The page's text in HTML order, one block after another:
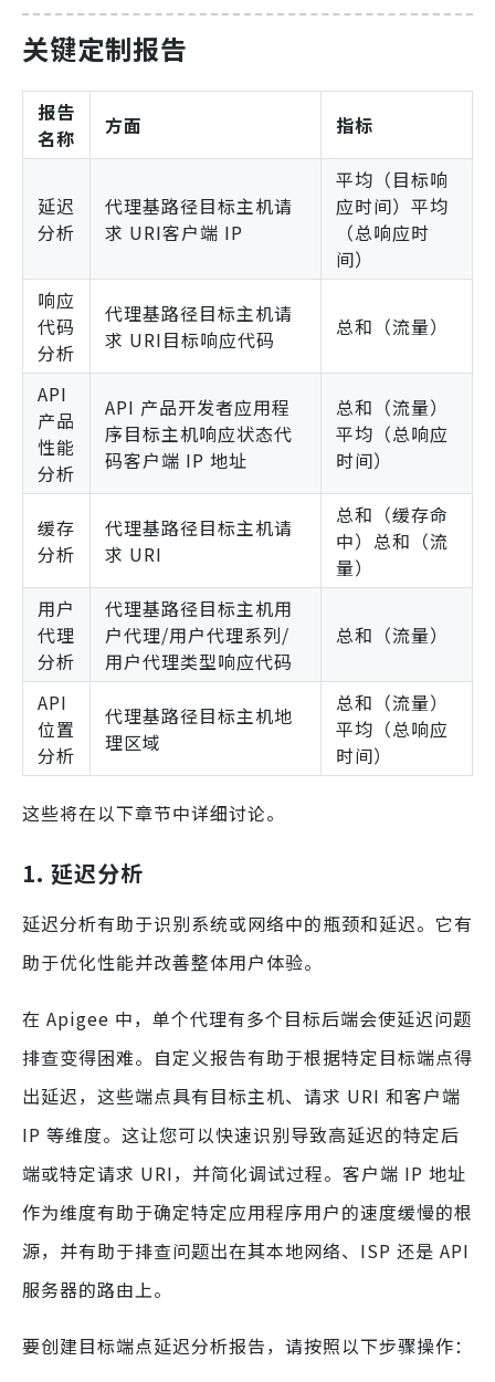
关键定制报告
报告
名称
方面 指标
延迟
分析
代理基路径目标主机请
求 URI客户端 IP
平均（目标响
应时间）平均
（总响应时
间）
响应
代码
分析
代理基路径目标主机请
求 URI目标响应代码
总和（流量）
API
产品
性能
分析
API 产品开发者应用程
序目标主机响应状态代
码客户端 IP 地址
总和（流量）
平均（总响应
时间）
缓存
分析
代理基路径目标主机请
求 URI
总和（缓存命
中）总和（流
量）
用户
代理
分析
代理基路径目标主机用
户代理/用户代理系列/
用户代理类型响应代码
总和（流量）
API
位置
分析
代理基路径目标主机地
理区域
总和（流量）
平均（总响应
时间）
这些将在以下章节中详细讨论。
1. 延迟分析
延迟分析有助于识别系统或网络中的瓶颈和延迟。它有
助于优化性能并改善整体用户体验。
在 Apigee 中，单个代理有多个目标后端会使延迟问题
排查变得困难。自定义报告有助于根据特定目标端点得
出延迟，这些端点具有目标主机、请求 URI 和客户端
IP 等维度。这让您可以快速识别导致高延迟的特定后
端或特定请求 URI，并简化调试过程。客户端 IP 地址
作为维度有助于确定特定应用程序用户的速度缓慢的根
源，并有助于排查问题出在其本地网络、ISP 还是 API
服务器的路由上。
要创建目标端点延迟分析报告，请按照以下步骤操作：